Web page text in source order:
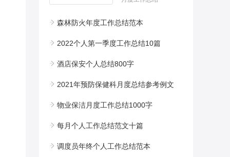
森林防火年度工作总结范本
2022个人第一季度工作总结10篇
酒店保安个人总结800字
2021年预防保健科月度总结参考例文
物业保洁月度工作总结1000字
每月个人工作总结范文十篇
调度员年终个人工作总结范本